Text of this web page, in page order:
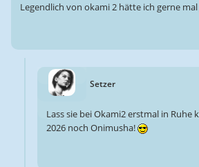
Legendlich von okami 2 hätte ich gerne
Setzer
Lass sie bei Okami2 erstmal in Ruhe
2026 noch Onimusha!